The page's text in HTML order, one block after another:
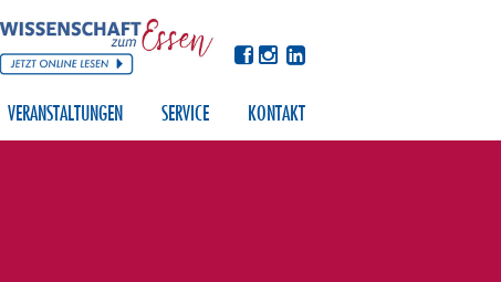
VERANSTALTUNGEN SERVICE KONTAKT